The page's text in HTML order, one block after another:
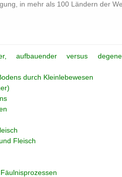
in mehr als 100 Ländern der
aufbauender versus
durch Kleinlebewesen
Fleisch